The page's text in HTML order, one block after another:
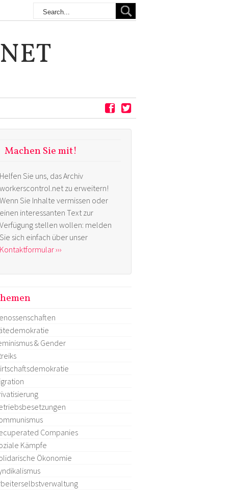
Machen Sie mit!
Helfen Sie uns, das Archiv
workerscontrol.net zu erweitern!
Wenn Sie Inhalte vermissen oder
einen interessanten Text zur
Verfügung stellen wollen: melden
Sie sich einfach über unser
Kontaktformular ›››
& Gender
Companies
Kämpfe
Ökonomie